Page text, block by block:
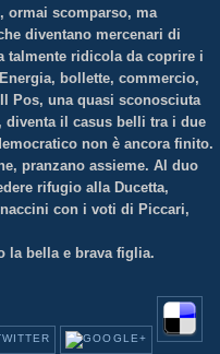
ormai scomparso, ma
diventano mercenari di
talmente ridicola da coprire i
bollette, commercio,
Pos, una quasi sconosciuta
diventa il casus belli tra i due
non è ancora finito.
pranzano assieme. Al duo
rifugio alla Ducetta,
con i voti di Piccari,
la bella e brava figlia.